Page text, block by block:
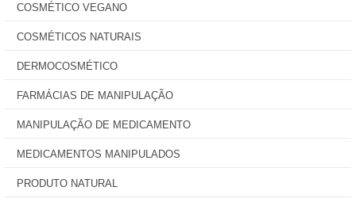
COSMÉTICO VEGANO
COSMÉTICOS NATURAIS
DERMOCOSMÉTICO
FARMÁCIAS DE MANIPULAÇÃO
MANIPULAÇÃO DE MEDICAMENTO
MEDICAMENTOS MANIPULADOS
PRODUTO NATURAL